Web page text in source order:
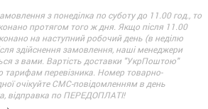
з понеділка по суботу до 11.00 год., то
протягом того ж дня. Якщо після 11.00
на наступний робочий день (в неділю
здійснення замовлення, наші менеджери
з вами. Вартість доставки "УкрПоштою"
тарифам перевізника. Номер товарно-
очікуйте СМС-повідомленням в день
відправка по ПЕРЕДОПЛАТІ!